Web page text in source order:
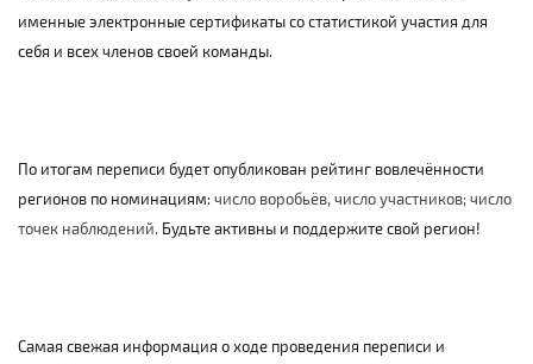
именные электронные сертификаты со статистикой участия для
себя и всех членов своей команды.
По итогам переписи будет опубликован рейтинг вовлечённости
регионов по номинациям: число воробьёв, число участников; число
точек наблюдений. Будьте активны и поддержите свой регион!
Самая свежая информация о ходе проведения переписи и